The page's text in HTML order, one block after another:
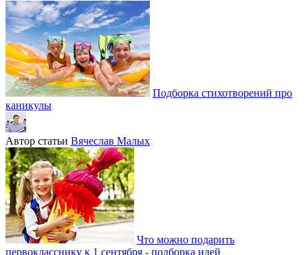
Подборка стихотворений про
каникулы
Автор статьи Вячеслав Малых
Что можно подарить
первокласснику к 1 сентября - подборка идей